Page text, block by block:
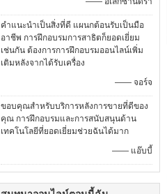
คำแนะนำเป็นสิ่งที่ดี แผนกต้อนรับเป็นมือ
อาชีพ การฝึกอบรมการสาธิตก็ยอดเยี่ยม
เช่นกัน ต้องการการฝึกอบรมออนไลน์เพิ่ม
เติมหลังจากได้รับเครื่อง
—— จอร์จ
ขอบคุณสำหรับบริการหลังการขายที่ดีของ
คุณ การฝึกอบรมและการสนับสนุนด้าน
เทคโนโลยีที่ยอดเยี่ยมช่วยฉันได้มาก
—— แอ๊บบี้